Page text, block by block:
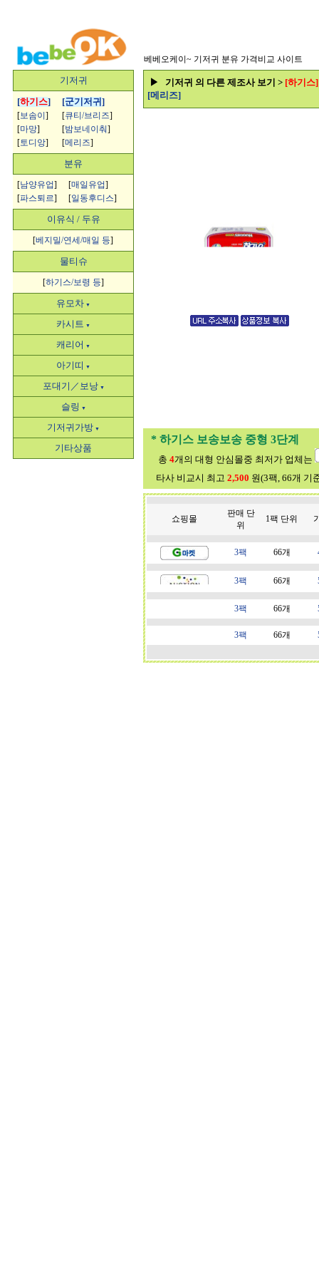
베베오케이~ 기저귀 분유 가격비교 사이트
기저귀
[하기스] [군기저귀 ]
[보솜이 ] [큐티/브리즈]
[마망] [밤보네이춰]
[토디앙] [메리즈]
분유
[남양유업] [매일유업]
[파스퇴르] [일동후디스]
이유식 / 두유
[베지밀/연세/매일 등]
물티슈
[하기스/보령 등]
유모차 ▼
카시트 ▼
캐리어 ▼
아기띠 ▼
포대기／보낭 ▼
슬링 ▼
기저귀가방 ▼
기타상품
▶ 기저귀 의 다른 제조사 보기 > [하기
[메리즈]
* 하기스 보송보송 중형 3단계
총 4개의 대형 안심몰중 최저가 업체는
타사 비교시 최고 2,500 원(3팩, 66개 기
쇼핑몰
판매 단
위
1팩 단위
3팩 66개
3팩 66개
3팩 66개
3팩 66개